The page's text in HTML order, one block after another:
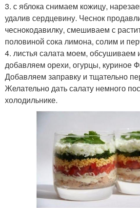
3. с яблока снимаем кожицу,
удалив сердцевину. Чеснок
чеснокодавилку, смешиваем с
половиной сока лимона, солим и
4. листья салата моем, обсушиваем
добавляем орехи, огурцы, куриное
Добавляем заправку и тщательно
Желательно дать салату немного
холодильнике.